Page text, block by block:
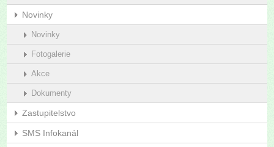
Novinky
Novinky
Fotogalerie
Akce
Dokumenty
Zastupitelstvo
SMS Infokanál